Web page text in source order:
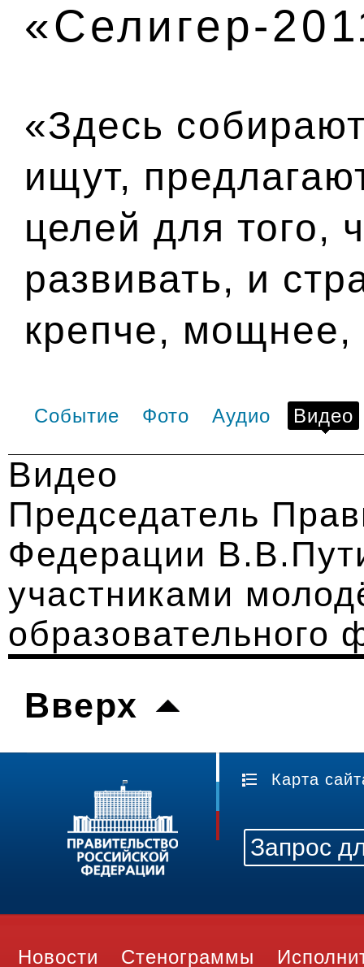
«Селигер-
«Здесь
ищут,
целей для того,
развивать, и
крепче, мощнее,
Событие Фото Аудио Видео
Видео
Председатель
Федерации
участниками
образовательного
Вверх
Карта
Новости Стенограммы